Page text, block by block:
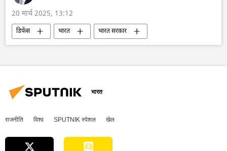
20 मार्च 2025, 13:12
डिफेंस भारत
भारत सरकार
भारतीय सेना
भारतीय सशस्‍त्र सेनाएँ
भारत
राजनीति विश्व SPUTNIK स्पेशल खेल